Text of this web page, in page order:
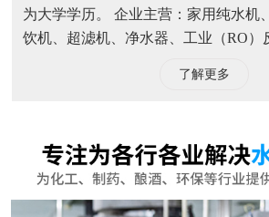
为大学学历。 企业主营：家用纯水机
饮机、超滤机、净水器、工业（RO）
了解更多